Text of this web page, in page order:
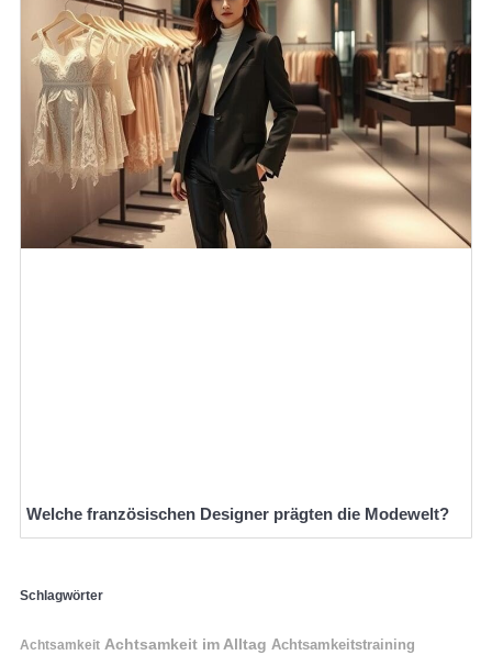
Welche französischen Designer prägten die Modewelt?
Schlagwörter
Achtsamkeit Achtsamkeit im Alltag Achtsamkeitstraining